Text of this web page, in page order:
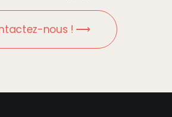
nous ! ⟶